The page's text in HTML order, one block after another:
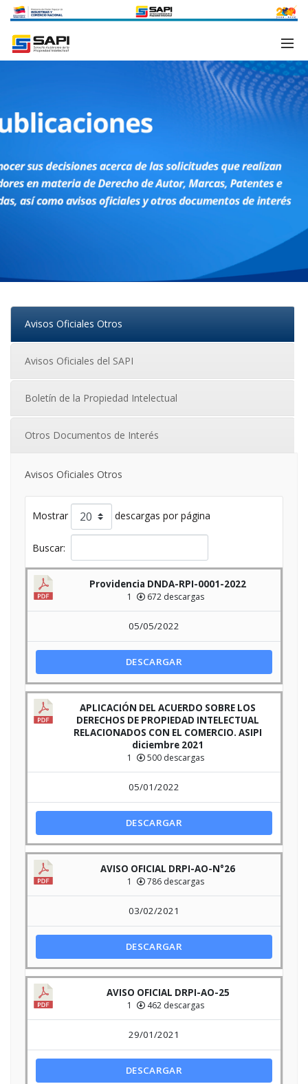
Avisos Oficiales Otros
Avisos Oficiales del SAPI
Boletín de la Propiedad Intelectual
Otros Documentos de Interés
Avisos Oficiales Otros
Mostrar descargas por página
Buscar:
Providencia DNDA-RPI-0001-2022
1 672 descargas
05/05/2022
DESCARGAR
APLICACIÓN DEL ACUERDO SOBRE LOS
DERECHOS DE PROPIEDAD INTELECTUAL
RELACIONADOS CON EL COMERCIO. ASIPI
diciembre 2021
1 500 descargas
05/01/2022
DESCARGAR
AVISO OFICIAL DRPI-AO-N°26
1 786 descargas
03/02/2021
DESCARGAR
AVISO OFICIAL DRPI-AO-25
1 462 descargas
29/01/2021
DESCARGAR